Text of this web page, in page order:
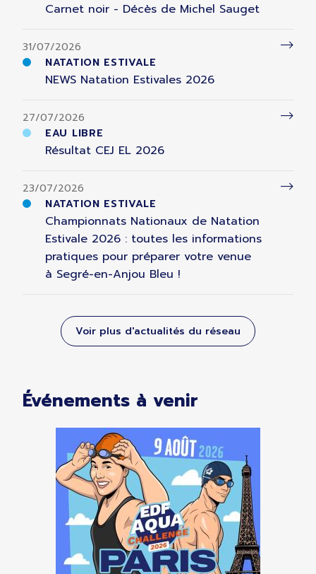
Carnet noir - Décès de Michel Sauget
31/07/2026
NATATION ESTIVALE
NEWS Natation Estivales 2026
27/07/2026
EAU LIBRE
Résultat CEJ EL 2026
23/07/2026
NATATION ESTIVALE
Championnats Nationaux de Natation
Estivale 2026 : toutes les informations
pratiques pour préparer votre venue
à Segré-en-Anjou Bleu !
Voir plus d'actualités du réseau
Événements à venir